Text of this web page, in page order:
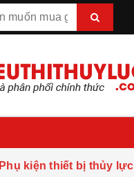
Phụ kiện thiết bị thủy lực